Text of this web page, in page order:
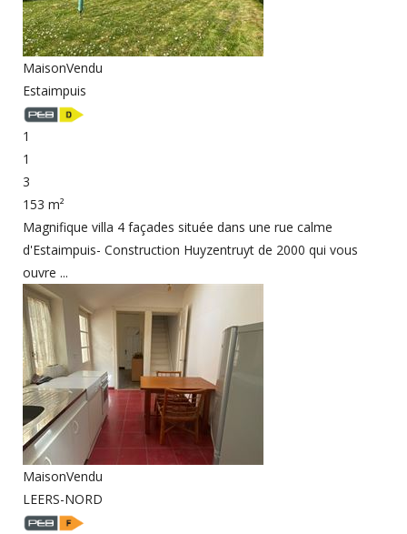
MaisonVendu
Estaimpuis
1
1
3
153 m²
Magnifique villa 4 façades située dans une rue calme
d'Estaimpuis- Construction Huyzentruyt de 2000 qui vous
ouvre ...
MaisonVendu
LEERS-NORD